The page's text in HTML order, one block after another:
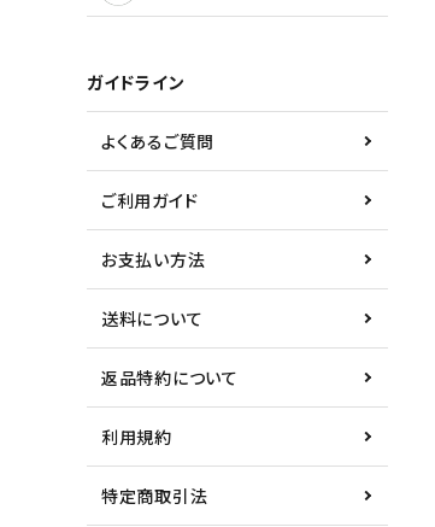
ガイドライン
よくあるご質問
ご利用ガイド
お支払い方法
送料について
返品特約について
利用規約
特定商取引法